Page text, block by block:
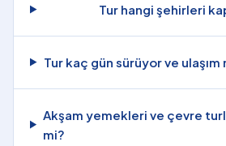
Tur hangi şehirleri
Tur kaç gün sürüyor ve ulaşım
Akşam yemekleri ve çevre
mi?